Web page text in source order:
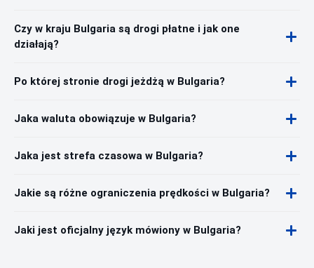
Czy w kraju Bulgaria są drogi płatne i jak one
działają?
Po której stronie drogi jeżdżą w Bulgaria?
Jaka waluta obowiązuje w Bulgaria?
Jaka jest strefa czasowa w Bulgaria?
Jakie są różne ograniczenia prędkości w Bulgaria?
Jaki jest oficjalny język mówiony w Bulgaria?